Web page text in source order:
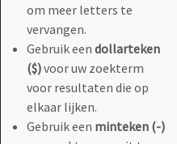
om meer letters te
vervangen.
Gebruik een dollarteken
($)voor uw zoekterm
voor resultaten die op
elkaar lijken.
Gebruik een minteken (-)